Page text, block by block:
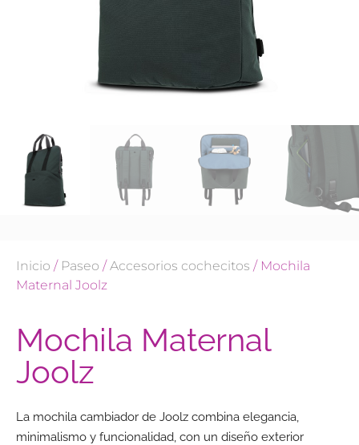
Inicio / Paseo /Accesorios cochecitos / Mochila
Maternal Joolz
Mochila Maternal
Joolz
La mochila cambiador de Joolz combina elegancia,
minimalismo y funcionalidad, con un diseño exterior